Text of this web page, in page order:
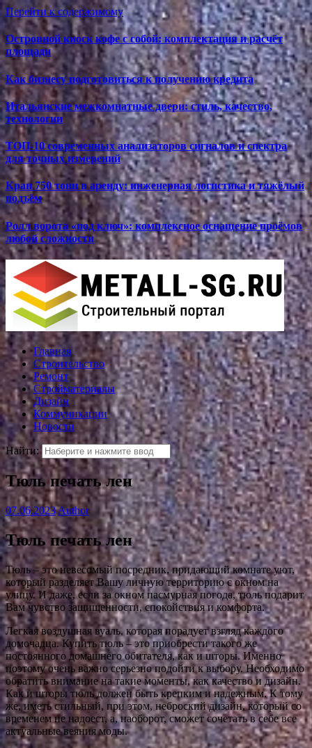
Перейти к содержимому
Островной киоск кофе с собой: комплектация и расчёт
площади
Как бизнесу подготовиться к получению кредита
Итальянские межкомнатные двери: стиль, качество,
технологии
ТОП-10 современных анализаторов сигналов и спектра
для точных измерений
Кран 750 тонн в аренду: инженерная логистика и тяжёлый
подъём
Ролл ворота «под ключ»: комплексное оснащение проёмов
любой сложности
Главная
Строительство
Ремонт
Стройматериалы
Дизайн
Коммуникации
Новости
Найти:
Тюль печать лен
07.06.2023Author
Тюль печать лен
Тюль – это невесомый посредник, придающий комнате уют,
который разделяет Вашу личную территорию с окном на
улицу. И даже, если за окном пасмурная погода, тюль подарит
Вам чувство защищенности, спокойствия и комфорта.
Легкая воздушная вуаль, которая порадует взгляд каждого
домочадца. Купить тюль – это приобрести такого же
постоянного домашнего обитателя, как и шторы. Именно
поэтому очень важно серьезно подойти к выбору. Необходимо
обратить внимание на такие моменты, как качество и дизайн.
Как и шторы тюль должен быть крепким и надежным. К тому
же, иметь стильный, при этом, неброский дизайн, который со
временем не надоест, а, наоборот, сможет сочетать в себе все
актуальные веяния моды.